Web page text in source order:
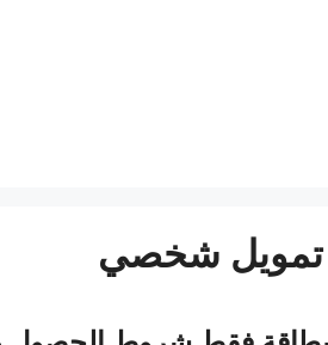
تمويل شخصي